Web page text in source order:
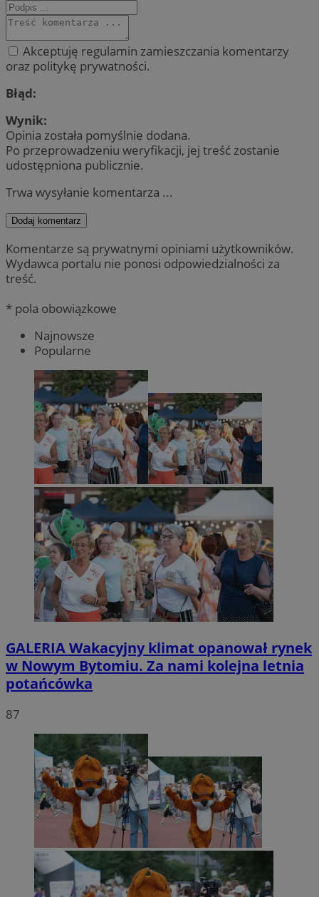
Akceptuję regulamin zamieszczania komentarzy
oraz politykę prywatności.
Błąd:
Wynik:
Opinia została pomyślnie dodana.
Po przeprowadzeniu weryfikacji, jej treść zostanie
udostępniona publicznie.
Trwa wysyłanie komentarza ...
Dodaj komentarz
Komentarze są prywatnymi opiniami użytkowników.
Wydawca portalu nie ponosi odpowiedzialności za
treść.
* pola obowiązkowe
Najnowsze
Popularne
GALERIAWakacyjny klimat opanował rynek
w Nowym Bytomiu. Za nami kolejna letnia
potańcówka
87